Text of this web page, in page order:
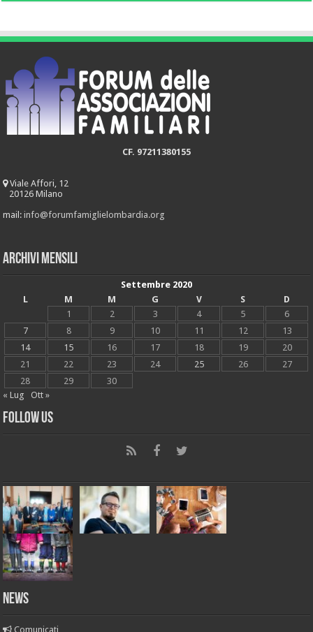
CF. 97211380155
Viale Affori, 12
20126 Milano
mail:info@forumfamiglielombardia.org
Archivi mensili
Settembre 2020
L
M M G V S
D
1
2 3 4 5
6
7
8 9 10 11 12
13
14
15 16 17 18 19
20
21
22 23 24 25 26
27
28
29
30
« Lug
Ott »
Follow Us
News
Comunicati